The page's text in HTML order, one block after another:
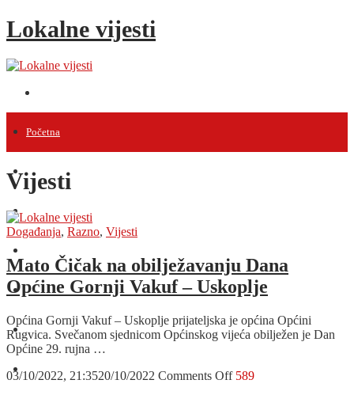
Lokalne vijesti
Početna
Vijesti
Projekti
Intervjui
Razno
O nama
Vijesti
Događanja, Razno, Vijesti
Mato Čičak na obilježavanju Dana
Općine Gornji Vakuf – Uskoplje
Općina Gornji Vakuf – Uskoplje prijateljska je općina Općini
Rugvica. Svečanom sjednicom Općinskog vijeća obilježen je Dan
Općine 29. rujna …
03/10/2022, 21:3520/10/2022 Comments Offon
589